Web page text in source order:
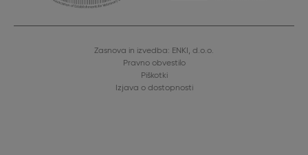
Zasnova in izvedba: ENKI, d.o.o.
Pravno obvestilo
Piškotki
Izjava o dostopnosti